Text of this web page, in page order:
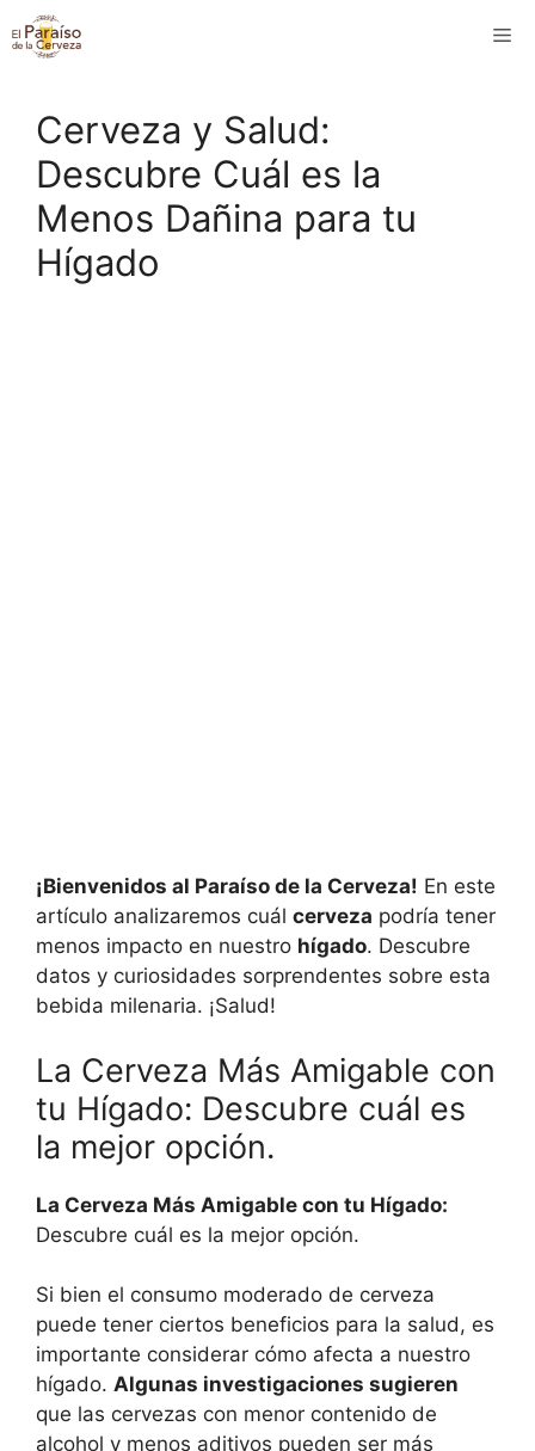
Saltar
al
Cerveza y Salud:
Descubre Cuál es la
Menos Dañina para tu
Hígado
¡Bienvenidos al Paraíso de la Cerveza! En este
artículo analizaremos cuál cerveza podría tener
menos impacto en nuestro hígado. Descubre
datos y curiosidades sorprendentes sobre esta
bebida milenaria. ¡Salud!
La Cerveza Más Amigable con
tu Hígado: Descubre cuál es
la mejor opción.
La Cerveza Más Amigable con tu Hígado:
Descubre cuál es la mejor opción.
Si bien el consumo moderado de cerveza
puede tener ciertos beneficios para la salud, es
importante considerar cómo afecta a nuestro
hígado. Algunas investigaciones sugieren
que las cervezas con menor contenido de
alcohol y menos aditivos pueden ser más